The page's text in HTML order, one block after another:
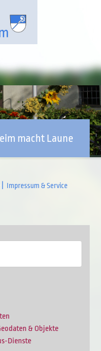
macht Laune
Impressum & Service
& Objekte
Dienste